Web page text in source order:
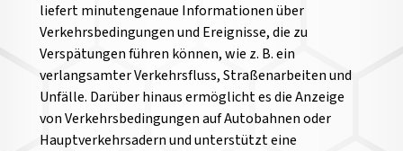
liefert minutengenaue Informationen über
Verkehrsbedingungen und Ereignisse, die zu
Verspätungen führen können, wie z. B. ein
verlangsamter Verkehrsfluss, Straßenarbeiten und
Unfälle. Darüber hinaus ermöglicht es die Anzeige
von Verkehrsbedingungen auf Autobahnen oder
Hauptverkehrsadern und unterstützt eine